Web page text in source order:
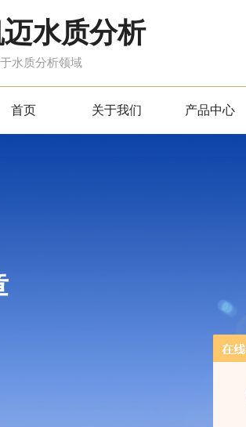
水质分析
水质分析领域
首页 关于我们 产品中心